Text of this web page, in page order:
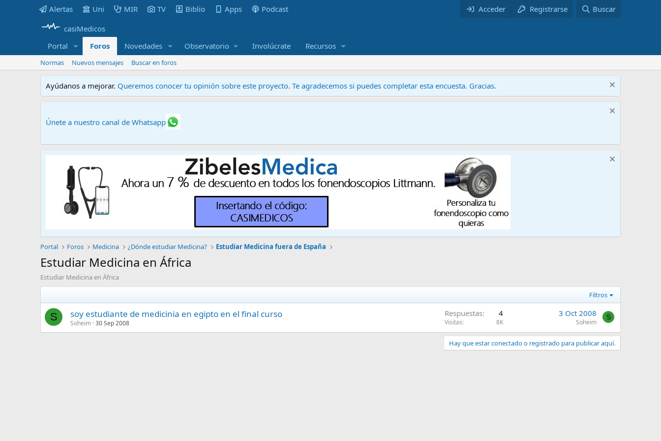
Alertas Uni MIR TV Biblio Apps Podcast Acceder Registrarse
Buscar
casiMedicos
Portal
Foros Novedades Observatorio Involúcrate Recursos
Normas Nuevos mensajes Buscar en foros
Ayúdanos a mejorar. Queremos conocer tu opinión sobre este proyecto. Te agradecemos si puedes completar esta encuesta. Gracias.
Únete a nuestro canal de Whatsapp
Portal Foros Medicina ¿Dónde estudiar Medicina? Estudiar Medicina fuera de España
Estudiar Medicina en África
Estudiar Medicina en África
Filtros
S soy estudiante de medicinia en egipto en el final curso
Soheim 30 Sep 2008
Respuestas 4
Visitas 8K
3 Oct 2008
Soheim
S
Hay que estar conectado o registrado para publicar aquí.